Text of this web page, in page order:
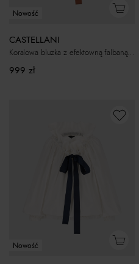
Nowość
CASTELLANI
Koralowa bluzka z efektowną falbaną Etna
999 zł
Nowość